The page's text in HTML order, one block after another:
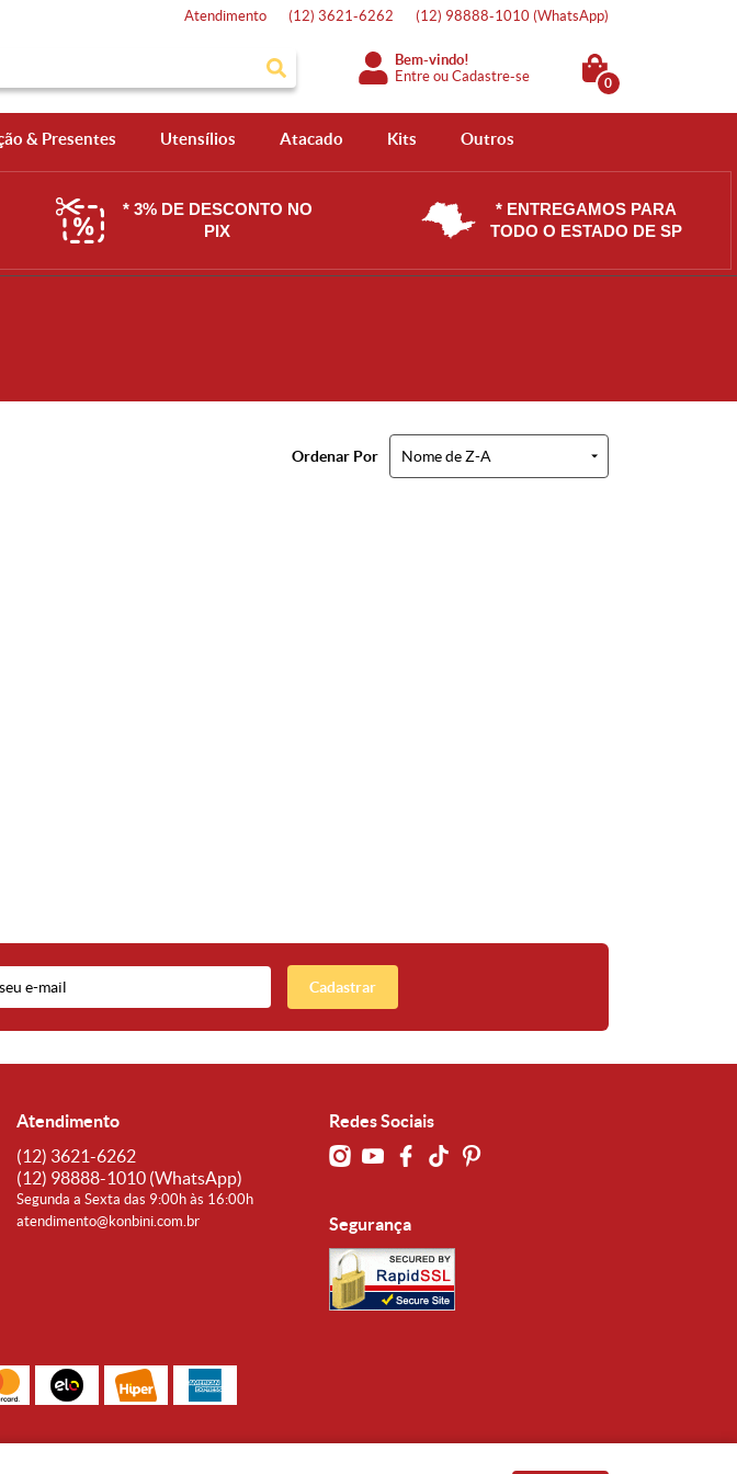
Atendimento (12) 3621-6262 (12) 98888-1010 (WhatsApp)
Bem-vindo!
Entre ouCadastre-se 0
& Presentes Utensílios Atacado Kits Outros
* 3% DE DESCONTO NO
PIX
* ENTREGAMOS PARA
TODO O ESTADO DE SP
Ordenar Por Nome de Z-A
Cadastrar
Atendimento
(12) 3621-6262
(12) 98888-1010 (WhatsApp)
Segunda a Sexta das 9:00h às 16:00h
atendimento@konbini.com.br
Redes Sociais
Segurança